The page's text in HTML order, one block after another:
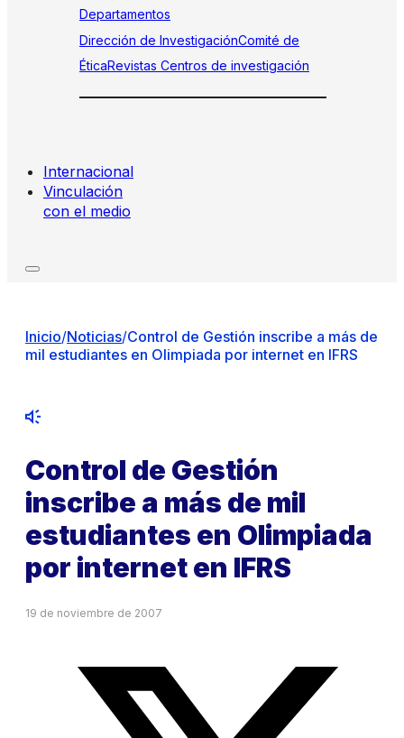
Departamentos
Dirección de InvestigaciónComité de
ÉticaRevistas Centros de investigación
Internacional
Vinculación
con el medio
Inicio/Noticias/Control de Gestión inscribe a más de
mil estudiantes en Olimpiada por internet en IFRS
Control de Gestión
inscribe a más de mil
estudiantes en Olimpiada
por internet en IFRS
19 de noviembre de 2007